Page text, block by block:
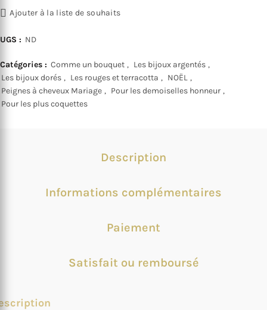
Ajouter à la liste de souhaits
UGS : ND
Catégories : Comme un bouquet , Les bijoux argentés ,
Les bijoux dorés , Les rouges et terracotta , NOËL ,
Peignes à cheveux Mariage , Pour les demoiselles honneur ,
Pour les plus coquettes
Description
Informations complémentaires
Paiement
Satisfait ou remboursé